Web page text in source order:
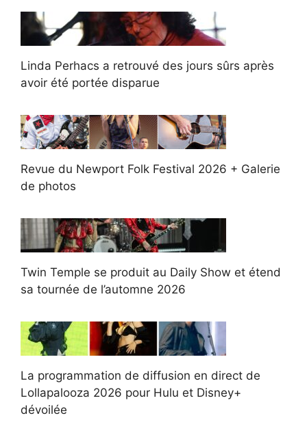
Linda Perhacs a retrouvé des jours sûrs après
avoir été portée disparue
Revue du Newport Folk Festival 2026 + Galerie
de photos
Twin Temple se produit au Daily Show et étend
sa tournée de l’automne 2026
La programmation de diffusion en direct de
Lollapalooza 2026 pour Hulu et Disney+
dévoilée